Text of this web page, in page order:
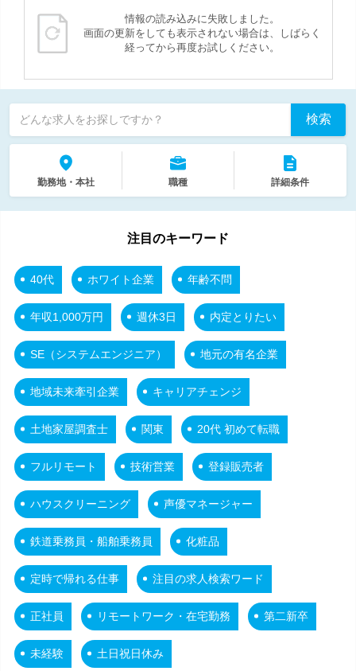
情報の読み込みに失敗しました。
画面の更新をしても表示されない場合は、しばらく
経ってから再度お試しください。
どんな求人をお探しですか？ 検索
勤務地・本社 職種 詳細条件
注目のキーワード
40代 ホワイト企業 年齢不問
年収1,000万円 週休3日 内定とりたい
SE（システムエンジニア） 地元の有名企業
地域未来牽引企業 キャリアチェンジ
土地家屋調査士 関東 20代 初めて転職
フルリモート 技術営業 登録販売者
ハウスクリーニング 声優マネージャー
鉄道乗務員・船舶乗務員 化粧品
定時で帰れる仕事 注目の求人検索ワード
正社員 リモートワーク・在宅勤務 第二新卒
未経験 土日祝日休み